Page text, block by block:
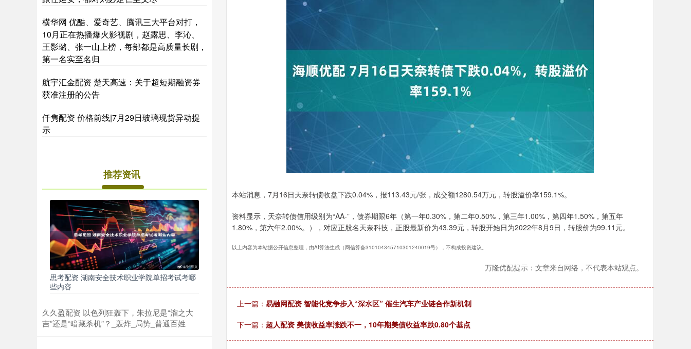
本站消息，7月16日天奈转债收盘下跌0.04%，报113.43元/张，成交额1280.54万元，转股溢价率159.1%。
资料显示，天奈转债信用级别为“AA-”，债券期限6年（第一年0.30%，第二年0.50%，第三年1.00%，第四年1.50%，第五年
1.80%，第六年2.00%。），对应正股名天奈科技，正股最新价为43.39元，转股开始日为2022年8月9日，转股价为99.11元。
以上内容为本站据公开信息整理，由AI算法生成（网信算备310104345710301240019号），不构成投资建议。
万隆优配提示：文章来自网络，不代表本站观点。
上一篇： 易融网配资 智能化竞争步入“深水区” 催生汽车产业链合作新机制
下一篇： 超人配资 美债收益率涨跌不一，10年期美债收益率跌0.80个基点
横华网 优酷、爱奇艺、腾讯三大平台对打，
10月正在热播爆火影视剧，赵露思、李沁、
王影璐、张一山上榜，每部都是高质量长剧，
第一名实至名归
航宇汇金配资 楚天高速：关于超短期融资券
获准注册的公告
仟隽配资 价格前线|7月29日玻璃现货异动提
示
推荐资讯
思考配资 湖南安全技术职业学院单招考试考哪
些内容
久久盈配资 以色列狂轰下，朱拉尼是“溜之大
吉”还是“暗藏杀机”？_轰炸_局势_普通百姓